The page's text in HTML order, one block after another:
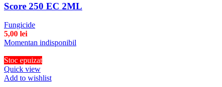
Score 250 EC 2ML
Fungicide
5,00 lei
Momentan indisponibil
Stoc epuizat
Quick view
Add to wishlist